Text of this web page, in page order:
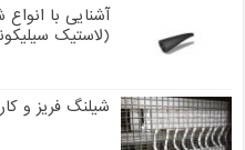
آشنایی با
(لاستیک
شیلنگ فریز و